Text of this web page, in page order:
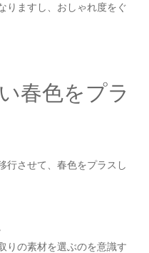
りますし、おしゃれ度をぐ
春色をプラ
行させて、春色をプラスし
りの素材を選ぶのを意識す